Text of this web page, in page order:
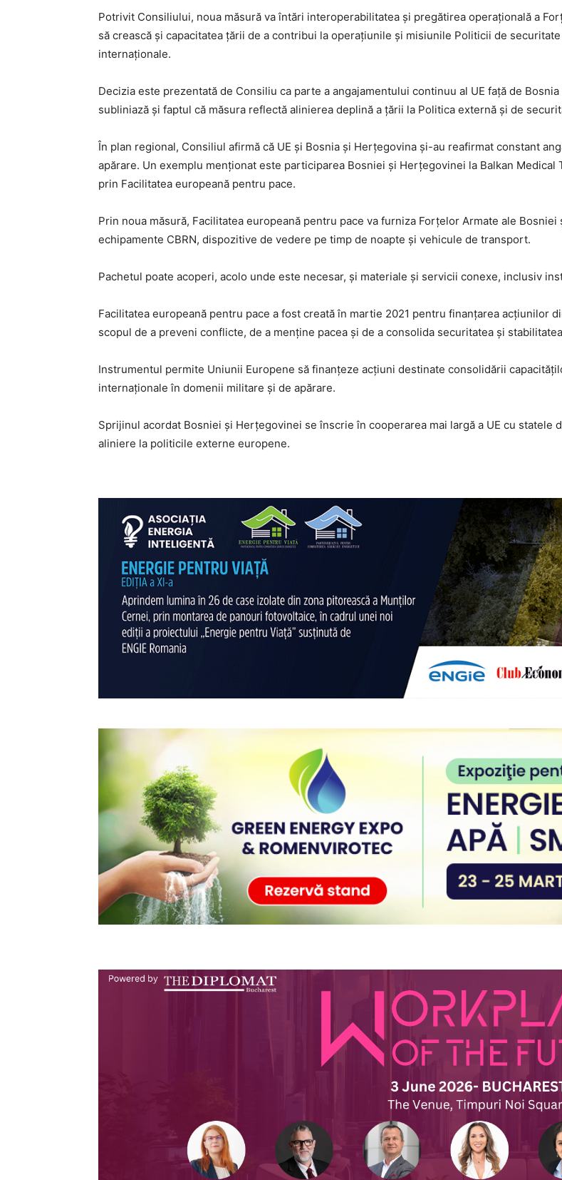
Potrivit Consiliului, noua măsură va întări interoperabilitatea și pregătirea operațională a
să crească și capacitatea țării de a contribui la operațiunile și misiunile Politicii de
internaționale.
Decizia este prezentată de Consiliu ca parte a angajamentului continuu al UE față de
subliniază și faptul că măsura reflectă alinierea deplină a țării la Politica externă și de
În plan regional, Consiliul afirmă că UE și Bosnia și Herțegovina și-au reafirmat constant
apărare. Un exemplu menționat este participarea Bosniei și Herțegovinei la Balkan
prin Facilitatea europeană pentru pace.
Prin noua măsură, Facilitatea europeană pentru pace va furniza Forțelor Armate ale
echipamente CBRN, dispozitive de vedere pe timp de noapte și vehicule de transport.
Pachetul poate acoperi, acolo unde este necesar, și materiale și servicii conexe, inclusiv
Facilitatea europeană pentru pace a fost creată în martie 2021 pentru finanțarea acțiunilor
scopul de a preveni conflicte, de a menține pacea și de a consolida securitatea și
Instrumentul permite Uniunii Europene să finanțeze acțiuni destinate consolidării
internaționale în domenii militare și de apărare.
Sprijinul acordat Bosniei și Herțegovinei se înscrie în cooperarea mai largă a UE cu statele
aliniere la politicile externe europene.